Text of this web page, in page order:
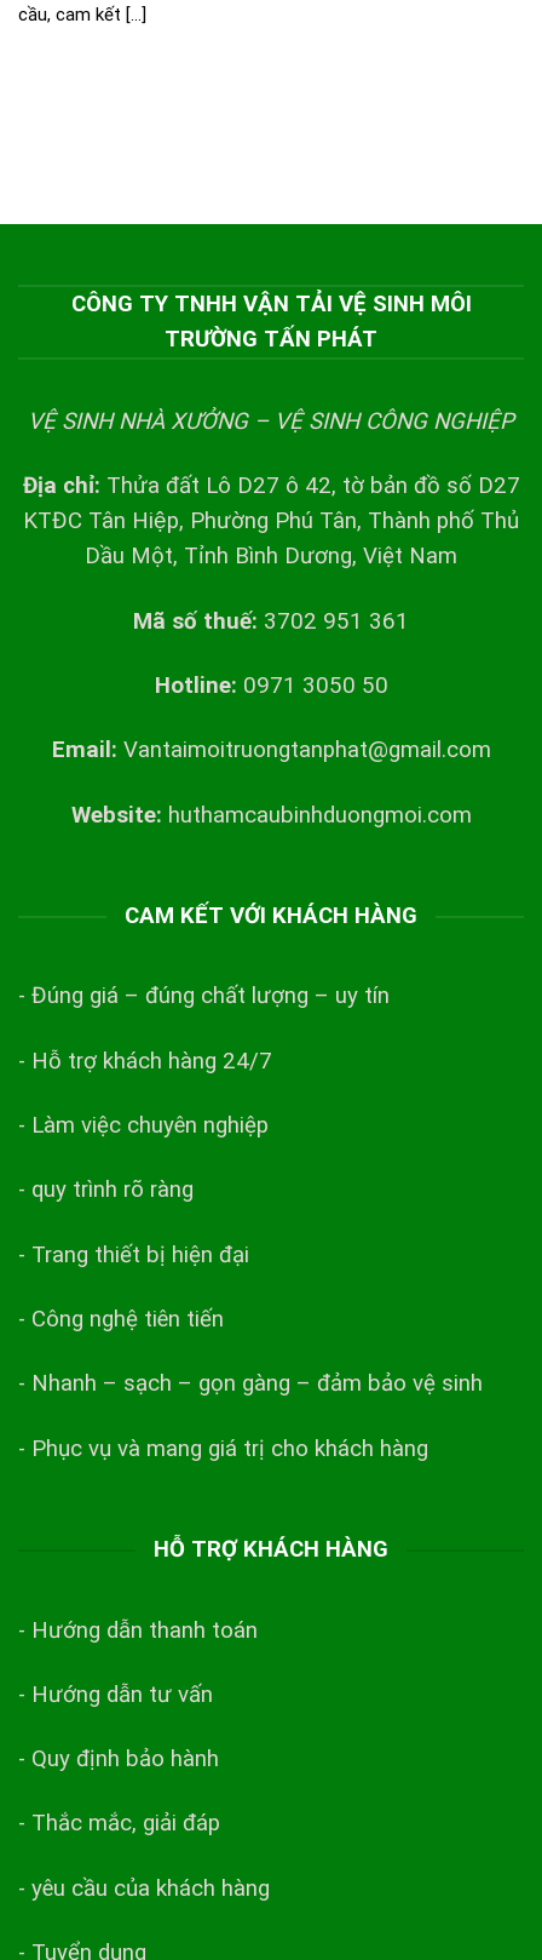
cầu, cam kết [...]
CÔNG TY TNHH VẬN TẢI VỆ SINH MÔI
TRƯỜNG TẤN PHÁT
VỆ SINH NHÀ XƯỞNG – VỆ SINH CÔNG NGHIỆP
Địa chỉ: Thửa đất Lô D27 ô 42, tờ bản đồ số D27
KTĐC Tân Hiệp, Phường Phú Tân, Thành phố Thủ
Dầu Một, Tỉnh Bình Dương, Việt Nam
Mã số thuế: 3702 951 361
Hotline: 0971 3050 50
Email: Vantaimoitruongtanphat@gmail.com
Website: huthamcaubinhduongmoi.com
CAM KẾT VỚI KHÁCH HÀNG
- Đúng giá – đúng chất lượng – uy tín
- Hỗ trợ khách hàng 24/7
- Làm việc chuyên nghiệp
- quy trình rõ ràng
- Trang thiết bị hiện đại
- Công nghệ tiên tiến
- Nhanh – sạch – gọn gàng – đảm bảo vệ sinh
- Phục vụ và mang giá trị cho khách hàng
HỖ TRỢ KHÁCH HÀNG
- Hướng dẫn thanh toán
- Hướng dẫn tư vấn
- Quy định bảo hành
- Thắc mắc, giải đáp
- yêu cầu của khách hàng
- Tuyển dụng